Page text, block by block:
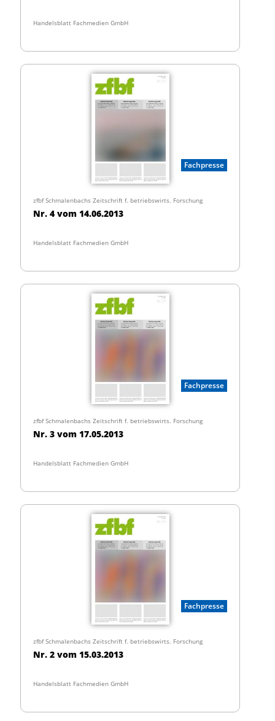
Handelsblatt Fachmedien GmbH
Fachpresse
zfbf Schmalenbachs Zeitschrift f. betriebswirts. Forschung
Nr. 4 vom 14.06.2013
Handelsblatt Fachmedien GmbH
Fachpresse
zfbf Schmalenbachs Zeitschrift f. betriebswirts. Forschung
Nr. 3 vom 17.05.2013
Handelsblatt Fachmedien GmbH
Fachpresse
zfbf Schmalenbachs Zeitschrift f. betriebswirts. Forschung
Nr. 2 vom 15.03.2013
Handelsblatt Fachmedien GmbH